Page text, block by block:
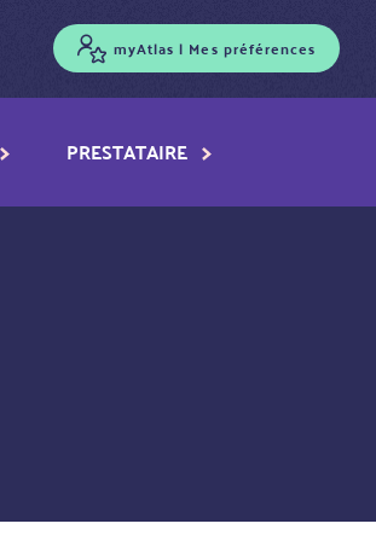
myAtlas | Mes préférences
PRESTATAIRE